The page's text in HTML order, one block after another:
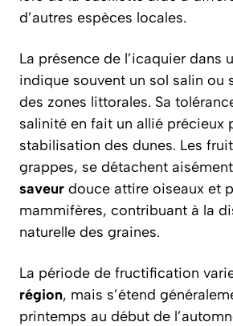
d’autres espèces locales.
La présence de l’icaquier dans
indique souvent un sol salin ou
des zones littorales. Sa
salinité en fait un allié précieux
stabilisation des dunes. Les
grappes, se détachent
saveur douce attire oiseaux et
mammifères, contribuant à la
naturelle des graines.
La période de fructification
région, mais s’étend
printemps au début de